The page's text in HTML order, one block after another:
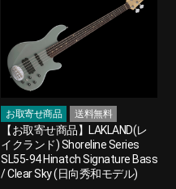
お取寄せ商品 送料無料
【お取寄せ商品】LAKLAND(レ
イクランド) Shoreline Series
SL55-94 Hinatch Signature Bass
/ Clear Sky (日向秀和モデル)